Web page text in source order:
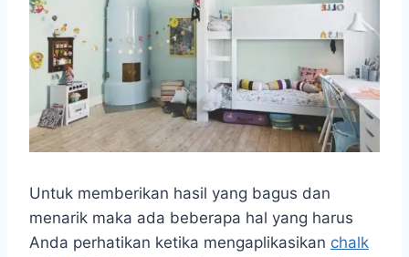
Untuk memberikan hasil yang bagus dan
menarik maka ada beberapa hal yang harus
Anda perhatikan ketika mengaplikasikan chalk